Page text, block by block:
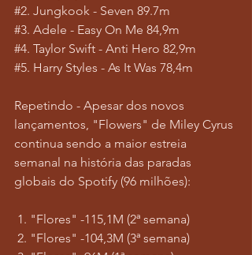
#2. Jungkook - Seven 89.7m
#3. Adele - Easy On Me 84,9m
#4. Taylor Swift - Anti Hero 82,9m
#5. Harry Styles - As It Was 78,4m
Repetindo - Apesar dos novos
lançamentos, "Flowers" de Miley Cyrus
continua sendo a maior estreia
semanal na história das paradas
globais do Spotify (96 milhões):
1. "Flores" -115,1M (2ª semana)
2. "Flores" -104,3M (3ª semana)